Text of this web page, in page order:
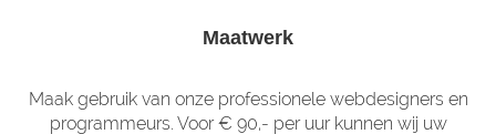
Maatwerk
Maak gebruik van onze professionele webdesigners en
programmeurs. Voor € 90,- per uur kunnen wij uw